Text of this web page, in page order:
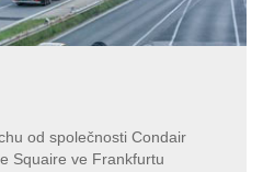
od společnosti Condair
Squaire ve Frankfurtu